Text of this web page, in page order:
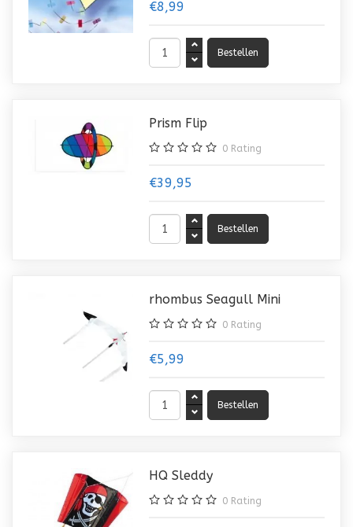
€8,99
Prism Flip
0 Rating
€39,95
rhombus Seagull Mini
0 Rating
€5,99
HQ Sleddy
0 Rating